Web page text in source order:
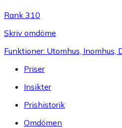
Rank 310
Skriv omdöme
Funktioner: Utomhus, Inomhus,
Priser
Insikter
Prishistorik
Omdömen